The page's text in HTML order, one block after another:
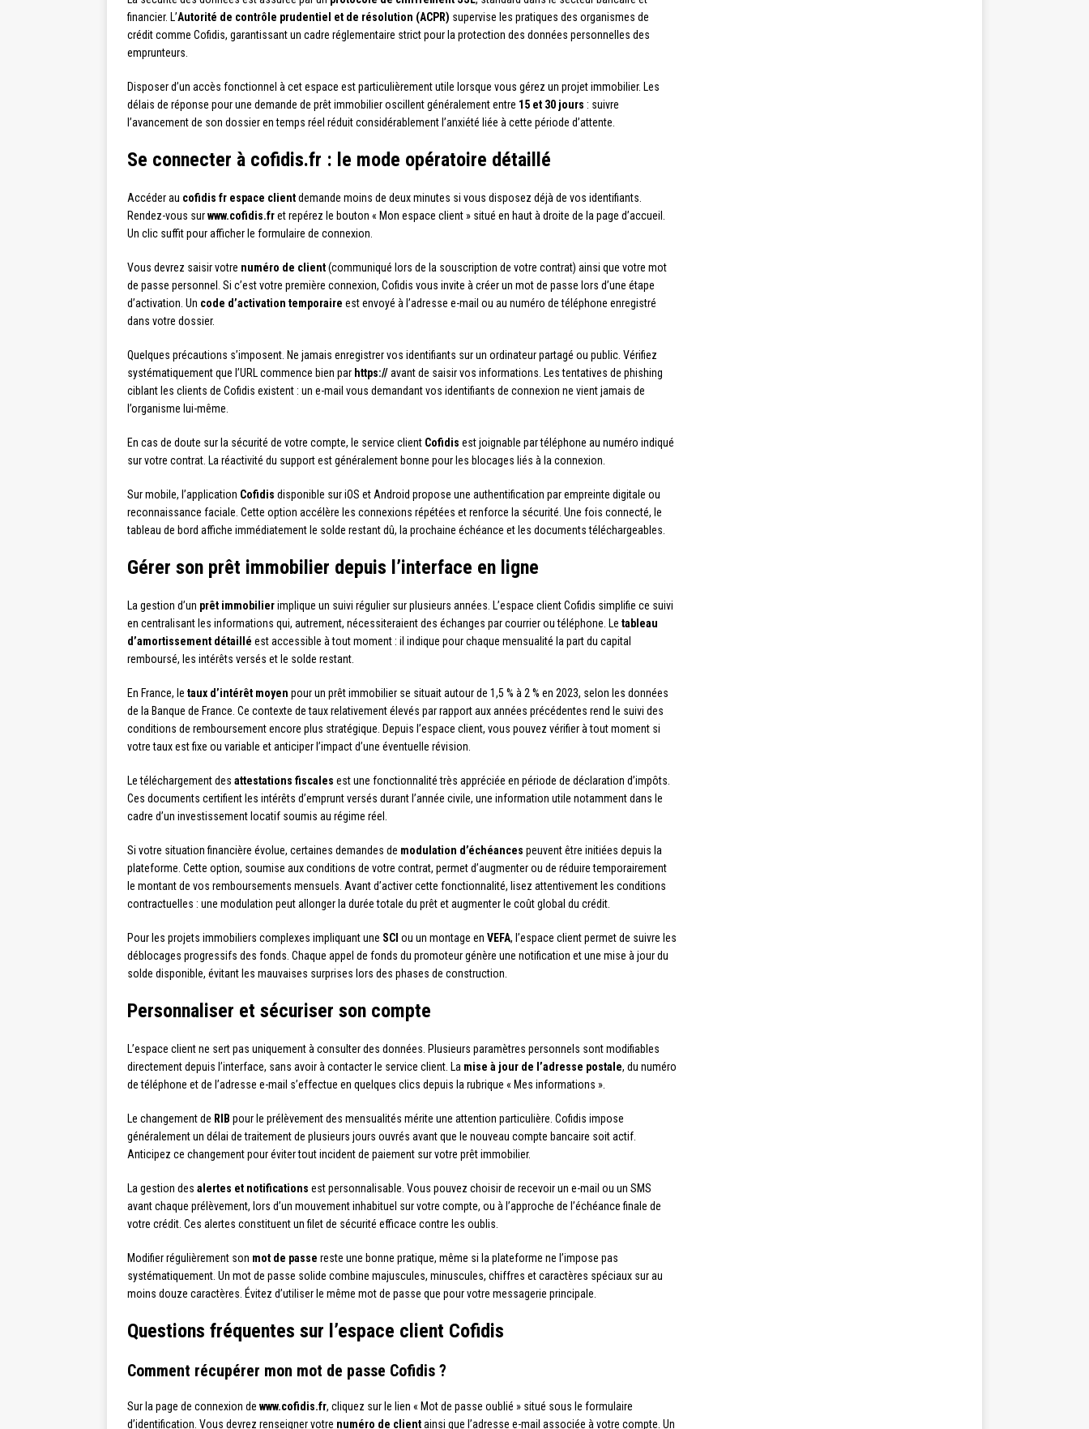
financier. L’Autorité de contrôle prudentiel et de résolution (ACPR) supervise les pratiques des organismes de
crédit comme Cofidis, garantissant un cadre réglementaire strict pour la protection des données personnelles des
emprunteurs.
Disposer d’un accès fonctionnel à cet espace est particulièrement utile lorsque vous gérez un projet immobilier. Les
délais de réponse pour une demande de prêt immobilier oscillent généralement entre 15 et 30 jours : suivre
l’avancement de son dossier en temps réel réduit considérablement l’anxiété liée à cette période d’attente.
Se connecter à cofidis.fr : le mode opératoire détaillé
Accéder au cofidis fr espace clientdemande moins de deux minutes si vous disposez déjà de vos identifiants.
Rendez-vous surwww.cofidis.fret repérez le bouton « Mon espace client » situé en haut à droite de la page d’accueil.
Un clic suffit pour afficher le formulaire de connexion.
Vous devrez saisir votre numéro de client(communiqué lors de la souscription de votre contrat) ainsi que votre mot
de passe personnel. Si c’est votre première connexion, Cofidis vous invite à créer un mot de passe lors d’une étape
d’activation. Un code d’activation temporaire est envoyé à l’adresse e-mail ou au numéro de téléphone enregistré
dans votre dossier.
Quelques précautions s’imposent. Ne jamais enregistrer vos identifiants sur un ordinateur partagé ou public. Vérifiez
systématiquement que l’URL commence bien par https://avant de saisir vos informations. Les tentatives de phishing
ciblant les clients de Cofidis existent : un e-mail vous demandant vos identifiants de connexion ne vient jamais de
l’organisme lui-même.
En cas de doute sur la sécurité de votre compte, le service client Cofidis est joignable par téléphone au numéro indiqué
sur votre contrat. La réactivité du support est généralement bonne pour les blocages liés à la connexion.
Sur mobile, l’application Cofidis disponible sur iOS et Android propose une authentification par empreinte digitale ou
reconnaissance faciale. Cette option accélère les connexions répétées et renforce la sécurité. Une fois connecté, le
tableau de bord affiche immédiatement le solde restant dû, la prochaine échéance et les documents téléchargeables.
Gérer son prêt immobilier depuis l’interface en ligne
La gestion d’un prêt immobilierimplique un suivi régulier sur plusieurs années. L’espace client Cofidis simplifie ce suivi
en centralisant les informations qui, autrement, nécessiteraient des échanges par courrier ou téléphone. Le tableau
d’amortissement détaillé est accessible à tout moment : il indique pour chaque mensualité la part du capital
remboursé, les intérêts versés et le solde restant.
En France, le taux d’intérêt moyen pour un prêt immobilier se situait autour de 1,5 % à 2 % en 2023, selon les données
de la Banque de France. Ce contexte de taux relativement élevés par rapport aux années précédentes rend le suivi des
conditions de remboursement encore plus stratégique. Depuis l’espace client, vous pouvez vérifier à tout moment si
votre taux est fixe ou variable et anticiper l’impact d’une éventuelle révision.
Le téléchargement des attestations fiscales est une fonctionnalité très appréciée en période de déclaration d’impôts.
Ces documents certifient les intérêts d’emprunt versés durant l’année civile, une information utile notamment dans le
cadre d’un investissement locatif soumis au régime réel.
Si votre situation financière évolue, certaines demandes de modulation d’échéances peuvent être initiées depuis la
plateforme. Cette option, soumise aux conditions de votre contrat, permet d’augmenter ou de réduire temporairement
le montant de vos remboursements mensuels. Avant d’activer cette fonctionnalité, lisez attentivement les conditions
contractuelles : une modulation peut allonger la durée totale du prêt et augmenter le coût global du crédit.
Pour les projets immobiliers complexes impliquant une SCI ou un montage en VEFA, l’espace client permet de suivre les
déblocages progressifs des fonds. Chaque appel de fonds du promoteur génère une notification et une mise à jour du
solde disponible, évitant les mauvaises surprises lors des phases de construction.
Personnaliser et sécuriser son compte
L’espace client ne sert pas uniquement à consulter des données. Plusieurs paramètres personnels sont modifiables
directement depuis l’interface, sans avoir à contacter le service client. La mise à jour de l’adresse postale, du numéro
de téléphone et de l’adresse e-mail s’effectue en quelques clics depuis la rubrique « Mes informations ».
Le changement de RIB pour le prélèvement des mensualités mérite une attention particulière. Cofidis impose
généralement un délai de traitement de plusieurs jours ouvrés avant que le nouveau compte bancaire soit actif.
Anticipez ce changement pour éviter tout incident de paiement sur votre prêt immobilier.
La gestion des alertes et notifications est personnalisable. Vous pouvez choisir de recevoir un e-mail ou un SMS
avant chaque prélèvement, lors d’un mouvement inhabituel sur votre compte, ou à l’approche de l’échéance finale de
votre crédit. Ces alertes constituent un filet de sécurité efficace contre les oublis.
Modifier régulièrement son mot de passe reste une bonne pratique, même si la plateforme ne l’impose pas
systématiquement. Un mot de passe solide combine majuscules, minuscules, chiffres et caractères spéciaux sur au
moins douze caractères. Évitez d’utiliser le même mot de passe que pour votre messagerie principale.
Questions fréquentes sur l’espace client Cofidis
Comment récupérer mon mot de passe Cofidis ?
Sur la page de connexion de www.cofidis.fr, cliquez sur le lien « Mot de passe oublié » situé sous le formulaire
d’identification. Vous devrez renseigner votre numéro de clientainsi que l’adresse e-mail associée à votre compte. Un